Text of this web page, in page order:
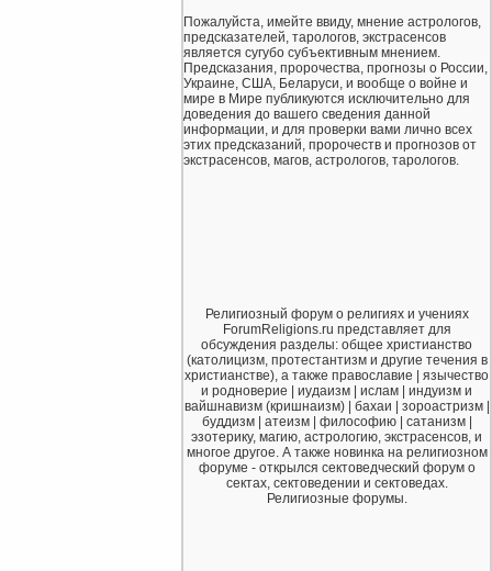
Пожалуйста, имейте ввиду, мнение астрологов,
предсказателей, тарологов, экстрасенсов
является сугубо субъективным мнением.
Предсказания, пророчества, прогнозы о России,
Украине, США, Беларуси, и вообще о войне и
мире в Мире публикуются исключительно для
доведения до вашего сведения данной
информации, и для проверки вами лично всех
этих предсказаний, пророчеств и прогнозов от
экстрасенсов, магов, астрологов, тарологов.
Религиозный форум о религиях и учениях
ForumReligions.ru представляет для
обсуждения разделы: общее христианство
(католицизм, протестантизм и другие течения в
христианстве), а также православие | язычество
и родноверие | иудаизм | ислам | индуизм и
вайшнавизм (кришнаизм) | бахаи | зороастризм |
буддизм | атеизм | философию | сатанизм |
эзотерику, магию, астрологию, экстрасенсов, и
многое другое. А также новинка на религиозном
форуме - открылся сектоведческий форум о
сектах, сектоведении и сектоведах.
Религиозные форумы.